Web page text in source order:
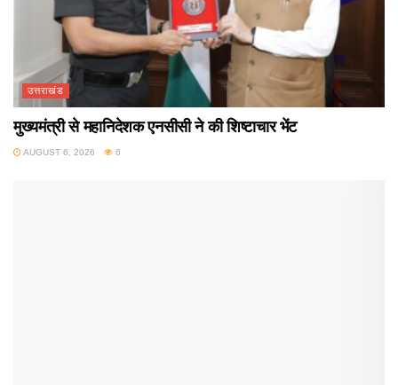
उत्तराखंड
मुख्यमंत्री से महानिदेशक एनसीसी ने की शिष्टाचार भेंट
AUGUST 6, 2026 6